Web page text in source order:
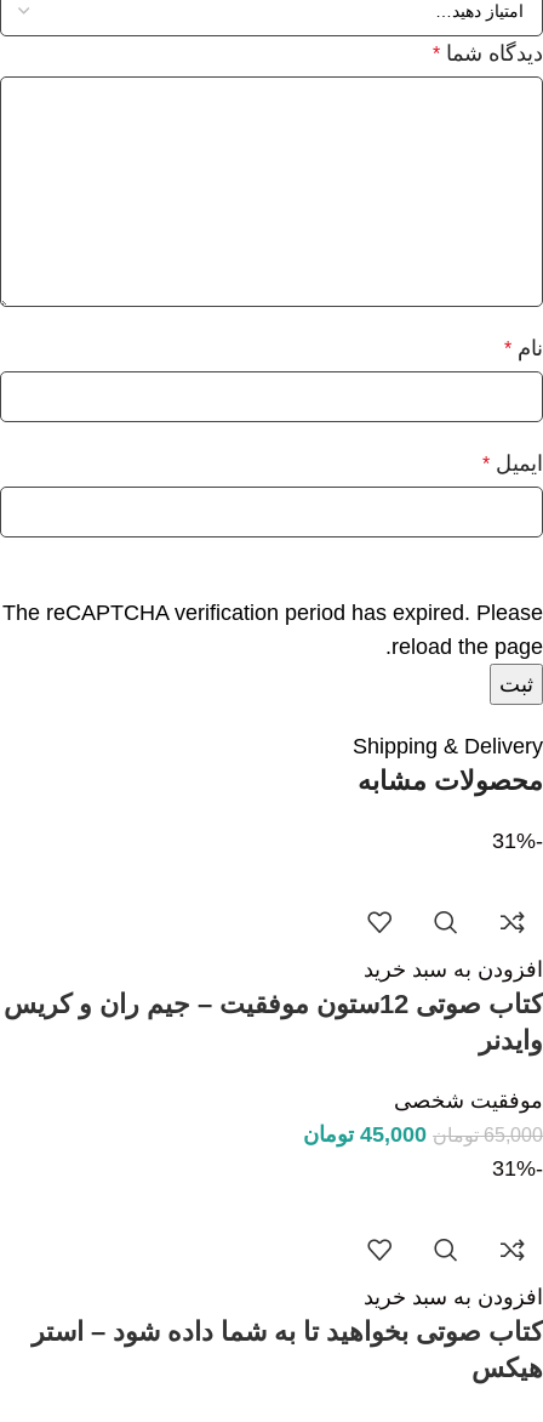
دیدگاه شما *
نام *
ایمیل *
The reCAPTCHA verification period has expired. Please
reload the page.
Shipping & Delivery
محصولات مشابه
-31%
افزودن به سبد خرید
کتاب صوتی 12ستون موفقیت – جیم ران و کریس
وایدنر
موفقیت شخصی
65,000 تومان 45,000 تومان
-31%
افزودن به سبد خرید
کتاب صوتی بخواهید تا به شما داده شود – استر
هیکس